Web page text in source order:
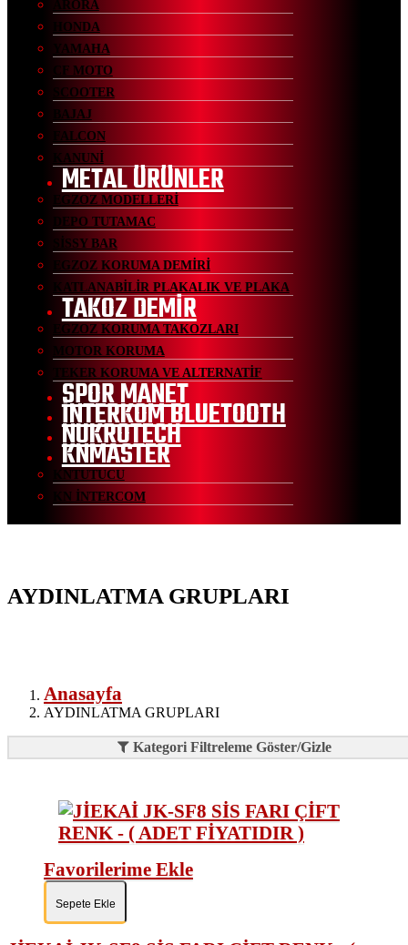
ARORA
HONDA
YAMAHA
CF MOTO
SCOOTER
BAJAJ
FALCON
KANUNİ
METAL ÜRÜNLER
EGZOZ MODELLERİ
DEPO TUTAMAC
SİSSY BAR
EGZOZ KORUMA DEMİRİ
KATLANABİLİR PLAKALIK VE PLAKA
TAKOZ DEMİR
EGZOZ KORUMA TAKOZLARI
MOTOR KORUMA
TEKER KORUMA VE ALTERNATİF
SPOR MANET
İNTERKOM BLUETOOTH
NUKROTECH
KNMASTER
KNTUTUCU
KN İNTERCOM
AYDINLATMA GRUPLARI
Anasayfa
AYDINLATMA GRUPLARI
Kategori Filtreleme Göster/Gizle
Favorilerime Ekle
Sepete Ekle